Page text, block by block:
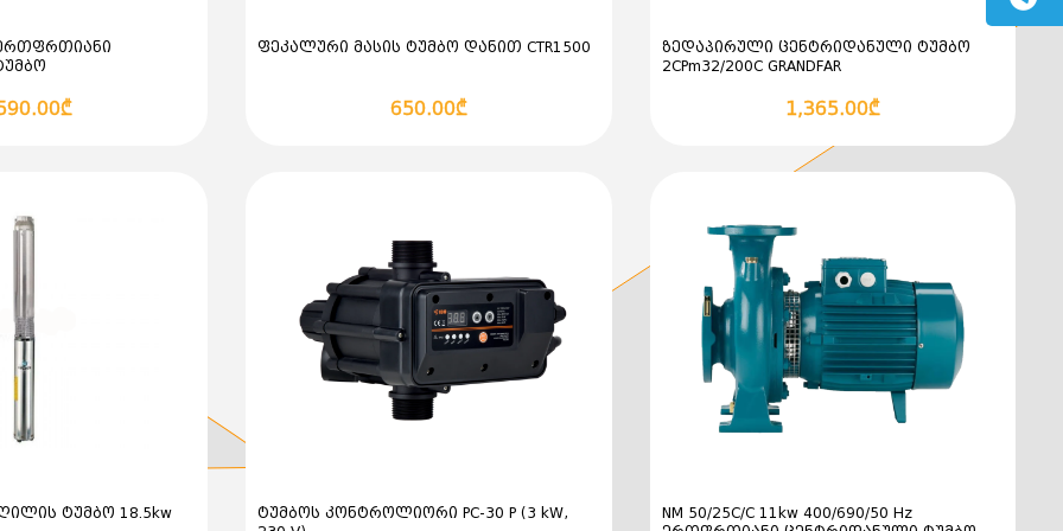
ერთფრთიანი
ფეკალური მასის ტუმბო დანით CTR1500
650.00₾
ზედაპირული ცენტრიდანული ტუმბო
2CPm32/200C GRANDFAR
1,365.00₾
ტუმბო 18.5kw
ტუმბოს კონტროლიორი PC-30 P (3 kW,
NM 50/25C/C 11kw 400/690/50 Hz